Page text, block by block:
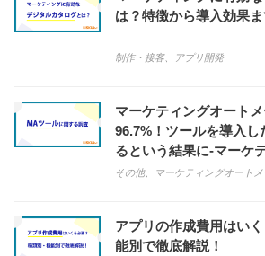
は？特徴から導入効果ま
制作・接客、 アプリ開発
マーケティングオート
96.7%！ツールを導入
るという結果に-マーケ
ションに関する調査
その他、 マーケティングオート
アプリの作成費用はい
能別で徹底解説！